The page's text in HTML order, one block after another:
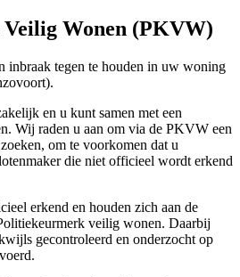
Wonen (PKVW)
inbraak tegen te houden in uw woning
en u kunt samen met een
Wij raden u aan om via de PKVW een
om te voorkomen dat u
die niet officieel wordt erkend
erkend en houden zich aan de
veilig wonen. Daarbij
gecontroleerd en onderzocht op